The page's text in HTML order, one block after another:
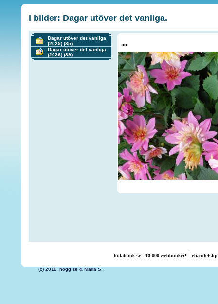
I bilder: Dagar utöver det vanliga.
Dagar utöver det vanliga
(2025)(85)
Dagar utöver det vanliga
(2026)(89)
<<
hittabutik.se - 13.000 webbutiker!|
(c) 2011, nogg.se & Maria S.